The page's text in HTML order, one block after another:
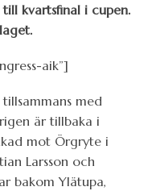
kvartsfinal i cupen.
aik”]
med
är tillbaka i
mot Örgryte i
Larsson och
bakom Ylätupa,